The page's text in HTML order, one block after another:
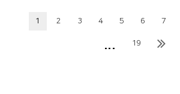
1 2 3 4 5 6 7
... 19